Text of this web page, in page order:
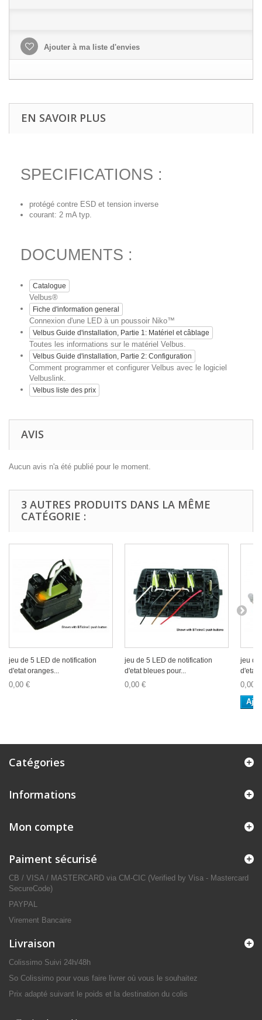
Ajouter à ma liste d'envies
EN SAVOIR PLUS
SPECIFICATIONS :
protégé contre ESD et tension inverse
courant: 2 mA typ.
DOCUMENTS :
Catalogue
Velbus®
Fiche d'information general
Connexion d'une LED à un poussoir Niko™
Velbus Guide d'installation, Partie 1: Matériel et câblage
Toutes les informations sur le matériel Velbus.
Velbus Guide d'installation, Partie 2: Configuration
Comment programmer et configurer Velbus avec le logiciel
Velbuslink.
Velbus liste des prix
AVIS
Aucun avis n'a été publié pour le moment.
3 AUTRES PRODUITS DANS LA MÊME
CATÉGORIE :
jeu de 5 LED de notification
d'etat oranges...
0,00 €
jeu de 5 LED de notification
d'etat bleues pour...
0,00 €
jeu de
d'etat
0,00 €
Catégories
Informations
Mon compte
Paiment sécurisé
CB / VISA / MASTERCARD via CM-CIC (Verified by Visa - Mastercard
SecureCode)
PAYPAL
Virement Bancaire
Livraison
Colissimo Suivi 24h/48h
So Colissimo pour vous faire livrer où vous le souhaitez
Prix adapté suivant le poids et la destination du colis